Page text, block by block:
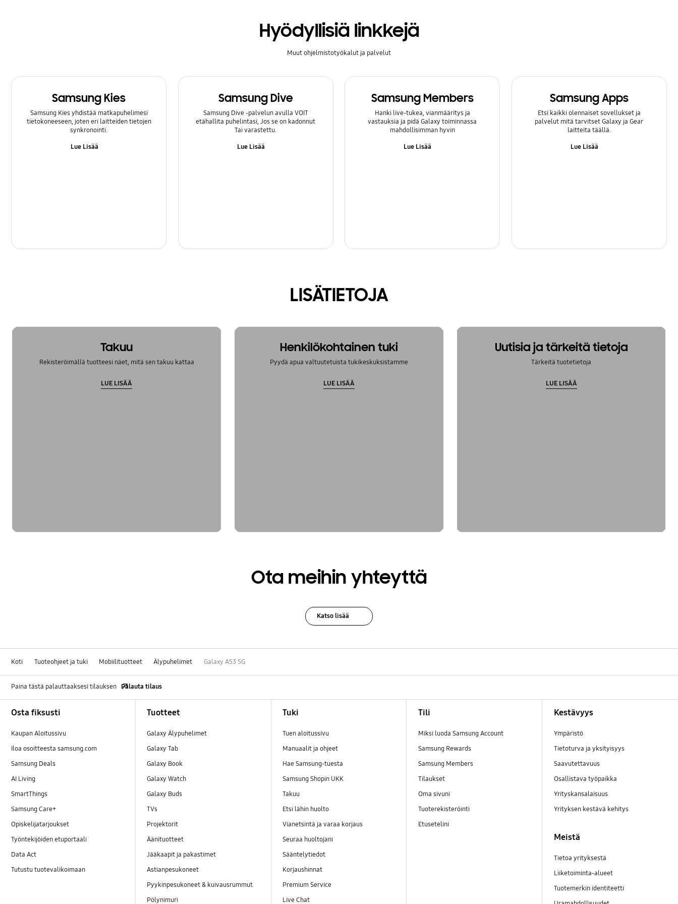
Hyödyllisiä linkkejä
Muut ohjelmistotyökalut ja palvelut
Samsung Kies
Samsung Kies yhdistää matkapuhelimesi
tietokoneeseen, joten eri laitteiden tietojen
synkronointi.
Lue Lisää
Samsung Dive
Samsung Dive -palvelun avulla VOIT
etähallita puhelintasi, Jos se on kadonnut
Tai varastettu.
Lue Lisää
Samsung Members
Hanki live-tukea, vianmääritys ja
vastauksia ja pidä Galaxy toiminnassa
mahdollisimman hyvin
Lue Lisää
Samsung Apps
Etsi kaikki olennaiset sovellukset ja
palvelut mitä tarvitset Galaxy ja Gear
laitteita täällä.
Lue Lisää
LISÄTIETOJA
Takuu
Rekisteröimällä tuotteesi näet, mitä sen takuu kattaa
LUE LISÄÄ
Henkilökohtainen tuki
Pyydä apua valtuutetuista tukikeskuksistamme
LUE LISÄÄ
Uutisia ja tärkeitä tietoja
Tärkeitä tuotetietoja
LUE LISÄÄ
Ota meihin yhteyttä
Katso lisää
Koti Tuoteohjeet ja tuki Mobiilituotteet Älypuhelimet Galaxy A53 5G
Paina tästä palauttaaksesi tilauksen Palauta tilaus
Osta fiksusti
Kaupan Aloitussivu
Iloa osoitteesta samsung.com
Samsung Deals
AI Living
SmartThings
Samsung Care+
Opiskelijatarjoukset
Työntekijöiden etuportaali
Data Act
Tutustu tuotevalikoimaan
Tuotteet
Galaxy Älypuhelimet
Galaxy Tab
Galaxy Book
Galaxy Watch
Galaxy Buds
TVs
Projektorit
Äänituotteet
Jääkaapit ja pakastimet
Astianpesukoneet
Pyykinpesukoneet & kuivausrummut
Pölynimuri
Tuki
Tuen aloitussivu
Manuaalit ja ohjeet
Hae Samsung-tuesta
Samsung Shopin UKK
Takuu
Etsi lähin huolto
Vianetsintä ja varaa korjaus
Seuraa huoltojani
Sääntelytiedot
Korjaushinnat
Premium Service
Live Chat
Tili
Miksi luoda Samsung Account
Samsung Rewards
Samsung Members
Tilaukset
Oma sivuni
Tuoterekisteröinti
Etusetelini
Kestävyys
Ympäristö
Tietoturva ja yksityisyys
Saavutettavuus
Osallistava työpaikka
Yrityskansalaisuus
Yrityksen kestävä kehitys
Meistä
Tietoa yrityksestä
Liiketoiminta-alueet
Tuotemerkin identiteetti